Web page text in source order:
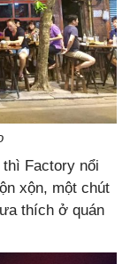
Factory nổi
xộn, một chút
thích ở quán